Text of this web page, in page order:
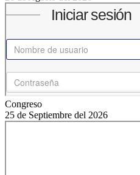
Congreso
25 de Septiembre del 2026